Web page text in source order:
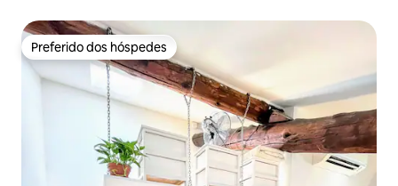
Preferido dos hóspedes
Preferido dos hóspedes